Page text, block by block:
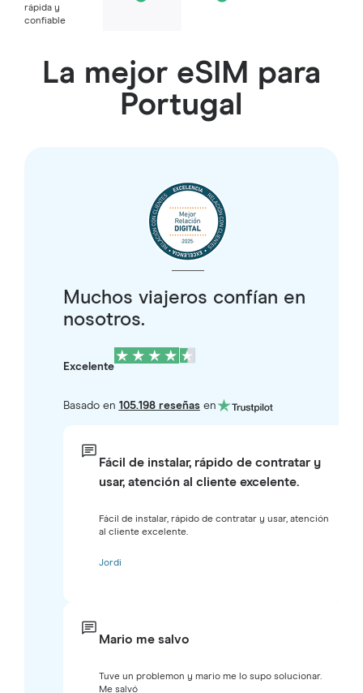
rápida y
confiable
La mejor eSIM para
Portugal
Muchos viajeros confían en
nosotros.
Excelente
Basado en 105.198 reseñasen
Fácil de instalar, rápido de contratar y
usar, atención al cliente excelente.
Fácil de instalar, rápido de contratar y usar, atención
al cliente excelente.
Jordi
Mario me salvo
Tuve un problemon y mario me lo supo solucionar.
Me salvó